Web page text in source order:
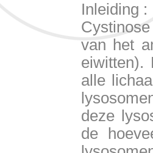
Inleiding :
van het
eiwitten).
alle
deze
de